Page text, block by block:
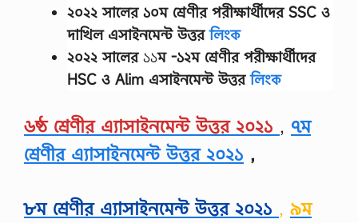
ক্য
২০২২ সালের ১০ম শ্রেণীর পরীক্ষার্থীদেরSSC ও
দাখিল এসাইনমেন্ট উত্তরলিংক
২০২২ সালের১১ম -১২ম শ্রেণীর পরীক্ষার্থীদের
HSC ও Alim এসাইনমেন্ট উত্তরলিংক
৬ষ্ঠ শ্রেণীর এ্যাসাইনমেন্ট উত্তর ২০২১ , ৭ম
শ্রেণীর এ্যাসাইনমেন্ট উত্তর ২০২১ ,
৮ম শ্রেণীর এ্যাসাইনমেন্ট উত্তর ২০২১ , ৯ম